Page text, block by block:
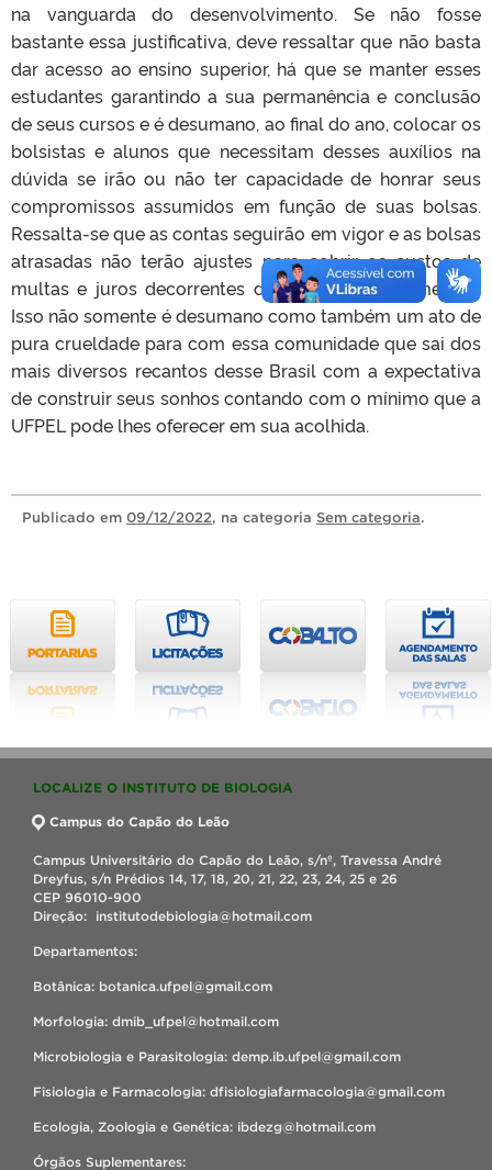
na vanguarda do desenvolvimento. Se não fosse
bastante essa justificativa, deve ressaltar que não basta
dar acesso ao ensino superior, há que se manter esses
estudantes garantindo a sua permanência e conclusão
de seus cursos e é desumano, ao final do ano, colocar os
bolsistas e alunos que necessitam desses auxílios na
dúvida se irão ou não ter capacidade de honrar seus
compromissos assumidos em função de suas bolsas.
Ressalta-se que as contas seguirão em vigor e as bolsas
atrasadas não terão ajustes para cobrir os custos de
multas e juros decorrentes do atraso de pagamentos.
Isso não somente é desumano como também um ato de
pura crueldade para com essa comunidade que sai dos
mais diversos recantos desse Brasil com a expectativa
de construir seus sonhos contando com o mínimo que a
UFPEL pode lhes oferecer em sua acolhida.
Publicado em 09/12/2022, na categoria Sem categoria.
LOCALIZE O INSTITUTO DE BIOLOGIA
Campus do Capão do Leão
Campus Universitário do Capão do Leão, s/nº, Travessa André
Dreyfus, s/n Prédios 14, 17, 18, 20, 21, 22, 23, 24, 25 e 26
CEP 96010-900
Direção: institutodebiologia@hotmail.com
Departamentos:
Botânica: botanica.ufpel@gmail.com
Morfologia: dmib_ufpel@hotmail.com
Microbiologia e Parasitologia: demp.ib.ufpel@gmail.com
Fisiologia e Farmacologia: dfisiologiafarmacologia@gmail.com
Ecologia, Zoologia e Genética: ibdezg@hotmail.com
Órgãos Suplementares: